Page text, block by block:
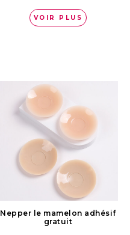
VOIR PLUS
‌Nepper le mamelon adhésif
gratuit